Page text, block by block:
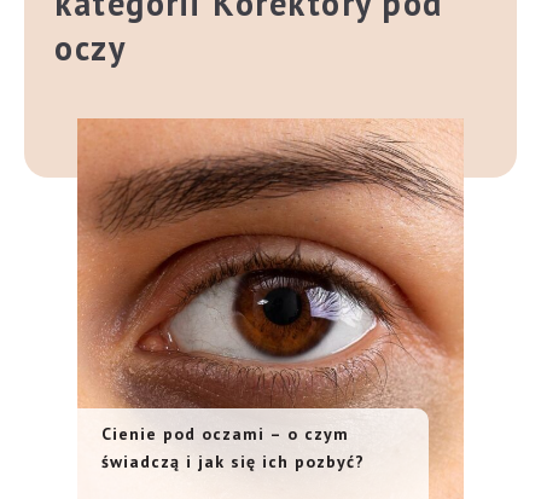
oczy
Cienie pod oczami – o czym
świadczą i jak się ich pozbyć?